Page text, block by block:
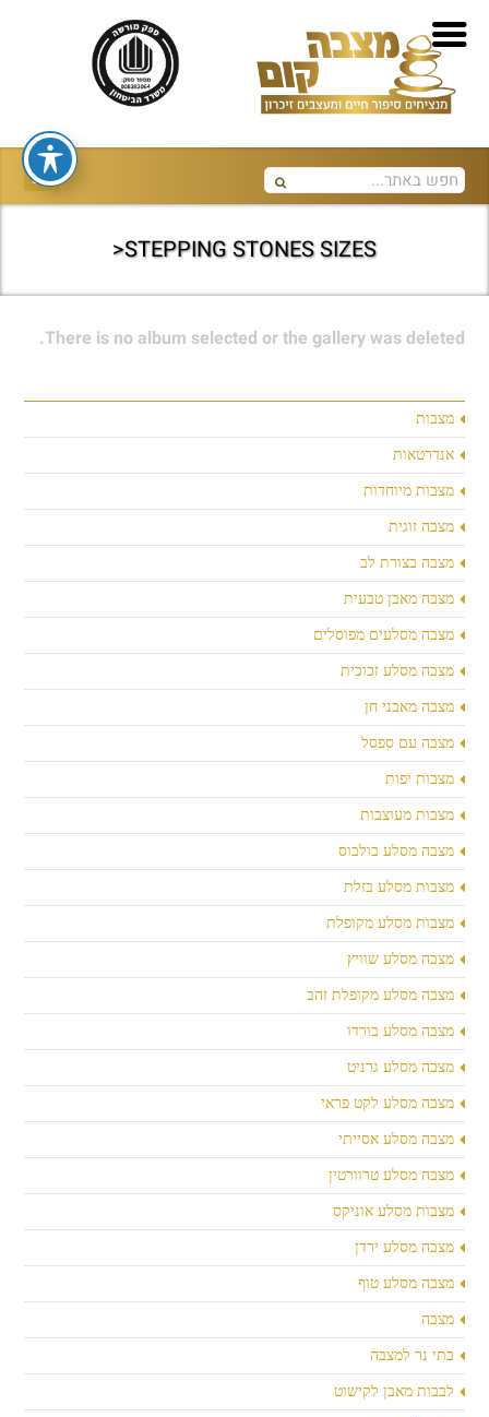
STEPPING STONES SIZES<
מצבות
אנדרטאות
מצבות מיוחדות
מצבה זוגית
מצבה בצורת לב
מצבה מאבן טבעית
מצבה מסלעים מפוסלים
מצבה מסלע זכוכית
מצבה מאבני חן
מצבה עם ספסל
מצבות יפות
מצבות מעוצבות
מצבה מסלע בולבוס
מצבות מסלע בזלת
מצבות מסלע מקופלת
מצבה מסלע שוויץ
מצבה מסלע מקופלת זהב
מצבה מסלע בורדו
מצבה מסלע גרניט
מצבה מסלע לקט פראי
מצבה מסלע אסייתי
מצבה מסלע טרוורטין
מצבות מסלע אוניקס
מצבה מסלע ירדן
מצבה מסלע טוף
מצבה
בתי נר למצבה
לבבות מאבן לקישוט
There is no album selected or the gallery was deleted.